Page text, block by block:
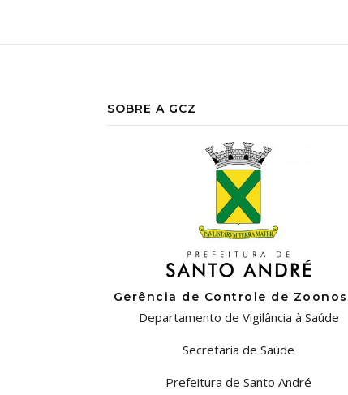
SOBRE A GCZ
Gerência de Controle de
Departamento de Vigilância à Saúde
Secretaria de Saúde
Prefeitura de Santo André